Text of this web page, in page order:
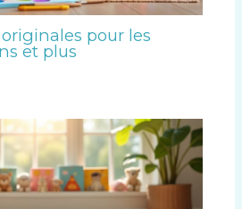
pour les
et plus